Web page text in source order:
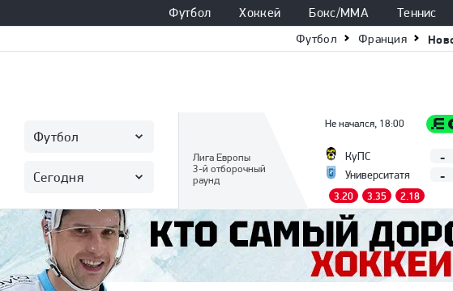
Футбол Хоккей Бокс/ММА Теннис
Футбол Франция
Футбол
Сегодня
Лига Европы
3-й отборочный
раунд
Не начался, 18:00
КуПС
Университатя
-
-
3.20 3.35 2.18